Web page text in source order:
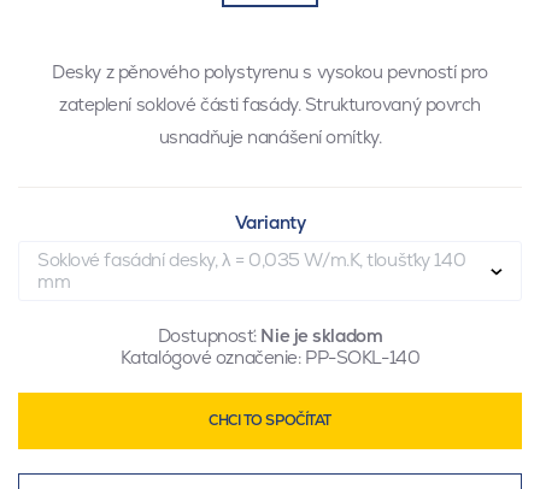
Desky z pěnového polystyrenu s vysokou pevností pro
zateplení soklové části fasády. Strukturovaný povrch
usnadňuje nanášení omítky.
Varianty
Soklové fasádní desky, λ = 0,035 W/m.K, tloušťky 140
mm
Dostupnosť: Nie je skladom
Katalógové označenie: PP-SOKL-140
CHCI TO SPOČÍTAT